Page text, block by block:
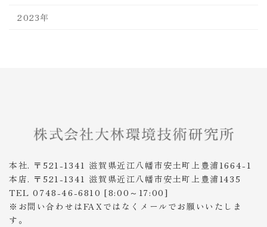
2023年
本社. 〒521-1341 滋賀県近江八幡市安土町上豊浦1664-1
本店. 〒521-1341 滋賀県近江八幡市安土町上豊浦1435
TEL 0748-46-6810 [8:00～17:00]
※お問い合わせはFAXではなくメールでお願いいたしま
す。